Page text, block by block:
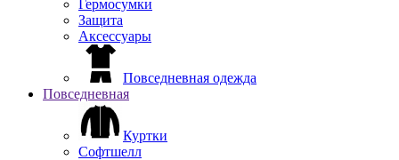
Гермосумки
Защита
Аксессуары
Повседневная одежда
Повседневная
Куртки
Софтшелл